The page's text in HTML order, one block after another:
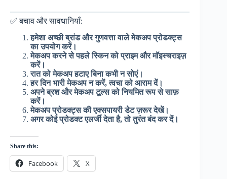
✅ बचाव और सावधानियाँ:
हमेशा अच्छी ब्रांड और गुणवत्ता वाले मेकअप प्रोडक्ट्स
का उपयोग करें।
मेकअप करने से पहले स्किन को प्राइम और मॉइस्चराइज़
करें।
रात को मेकअप हटाए बिना कभी न सोएं।
हर दिन भारी मेकअप न करें, त्वचा को आराम दें।
अपने ब्रश और मेकअप टूल्स को नियमित रूप से साफ़
करें।
मेकअप प्रोडक्ट्स की एक्सपायरी डेट ज़रूर देखें।
अगर कोई प्रोडक्ट एलर्जी देता है, तो तुरंत बंद कर दें।
Share this:
Facebook X